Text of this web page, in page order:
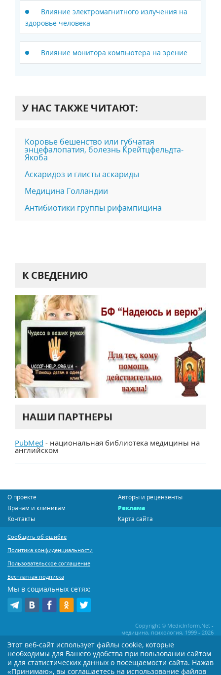
Влияние электромагнитного излучения на
здоровье человека
Влияние монитора компьютера на зрение
У НАС ТАКЖЕ ЧИТАЮТ:
Коровье бешенство или губчатая
энцефалопатия, болезнь Крейтцфельдта-
Якоба
Аскаридоз и глисты аскариды
Медицина Голландии
Антибиотики группы рифампицина
К СВЕДЕНИЮ
НАШИ ПАРТНЕРЫ
PubMed - национальная библиотека медицины на
английском
О проекте
Авторы и рецензенты
Врачам и клиникам
Реклама
Контакты
Карта сайта
Сообщить об ошибке
Политика конфиденциальности
Пользовательское соглашение
Бесплатная подписка
Мы в социальных сетях:
Copyright © MedicInform.Net -
медицина, психология, 1999 - 2026
Копирование или иное распространение статей нашего сайта строго
воспрещается. Копирование раздела "Новости" допускается при наличии
активной открытой для поисковиков ссылки на MedicInform.Net
Этот веб-сайт использует файлы cookie, которые
необходимы для Вашего удобства при пользовании сайтом
и для статистических данных о посещаемости сайта. Нажав
«Принимаю», вы соглашаетесь на использование файлов